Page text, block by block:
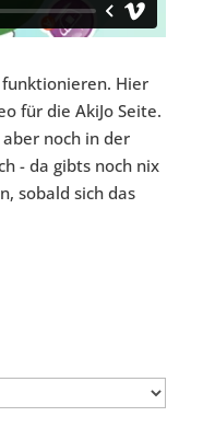
Hier
für die AkiJo Seite.
noch in der
- da gibts noch nix
sobald sich das